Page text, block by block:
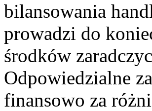
bilansowania
prowadzi do
środków
Odpowiedzialne
finansowo za